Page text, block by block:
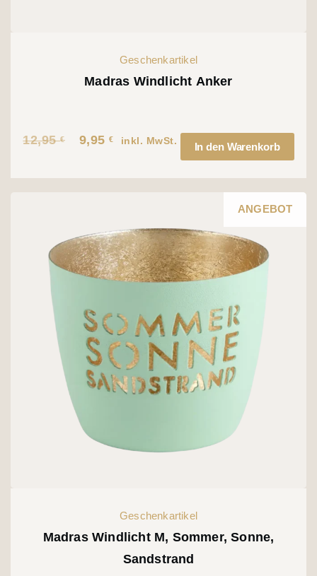
Geschenkartikel
Madras Windlicht Anker
12,95€
Ursprünglicher
war:
9,95€Aktueller
ist:
inkl. MwSt.
In den Warenkorb
ANGEBOT
Geschenkartikel
Madras Windlicht M, Sommer, Sonne,
Sandstrand